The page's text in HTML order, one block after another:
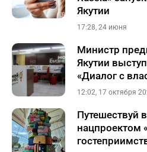
Якутии
17:28, 24 июня
Министр
Якутии
«Диалог с
12:02, 17 октября
Путешествуй
нацпроектом